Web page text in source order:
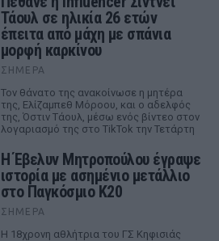
Τάουλ σε ηλικία 26 ετών
έπειτα από μάχη με σπάνια
μορφή καρκίνου
ΣΉΜΕΡΑ
Τον θάνατο της ανακοίνωσε η μητέρα
της, Ελίζαμπεθ Μόροου, και ο αδελφός
της, Όστιν Τάουλ, μέσω ενός βίντεο στον
λογαριασμό της στο TikTok την Τετάρτη
Η Έβελυν Μητροπούλου έγραψε
ιστορία με ασημένιο μετάλλιο
στο Παγκόσμιο Κ20
ΣΉΜΕΡΑ
Η 18χρονη αθλήτρια του ΓΣ Κηφισιάς